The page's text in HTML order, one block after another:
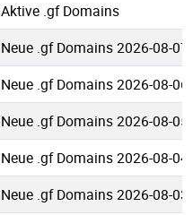
Aktive .gf Domains
Neue .gf Domains 2026-08-07
Neue .gf Domains 2026-08-06
Neue .gf Domains 2026-08-05
Neue .gf Domains 2026-08-04
Neue .gf Domains 2026-08-03